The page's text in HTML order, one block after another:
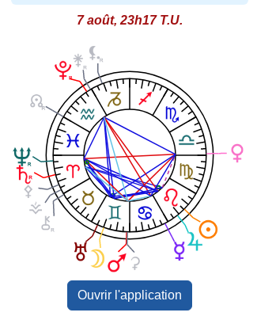
7 août, 23h17 T.U.
Ouvrir l'application